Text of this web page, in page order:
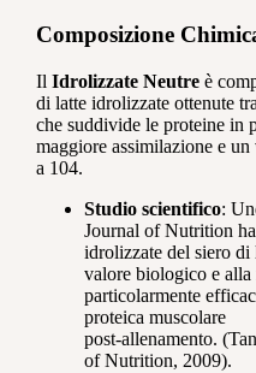
Composizione
Il Idrolizzate Neutreè
di latte idrolizzate ottenute
che suddivide le proteine in
maggiore assimilazione e
a 104.
Studio scientifico:
Journal of Nutrition
idrolizzate del siero di
valore biologico e alla
particolarmente
proteica muscolare
post-allenamento.
of Nutrition, 2009).